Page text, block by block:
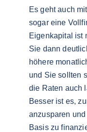
Es geht auch
sogar eine
Eigenkapital ist
Sie dann
höhere
und Sie sollten
die Raten auch
Besser ist es,
anzusparen
Basis zu